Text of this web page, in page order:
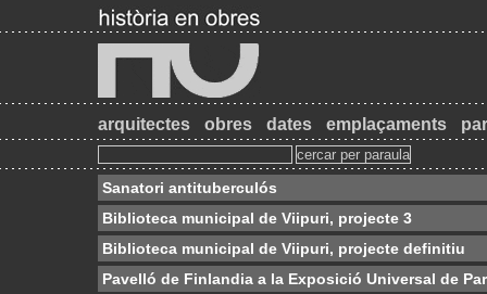
arquitectes obres dates emplaçaments
Sanatori antituberculós
Biblioteca municipal de Viipuri, projecte 3
Biblioteca municipal de Viipuri, projecte definitiu
Pavelló de Finlandia a la Exposició Universal de